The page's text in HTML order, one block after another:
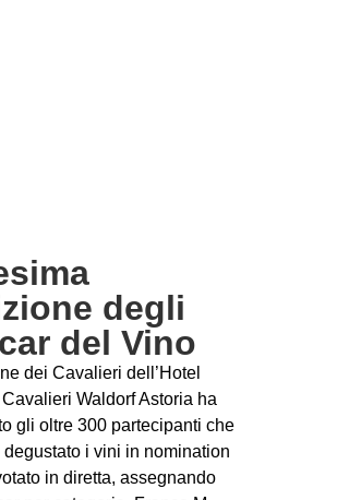
degli
del Vino
dei Cavalieri dell’Hotel
Waldorf Astoria ha
gli oltre 300 partecipanti che
degustato i vini in nomination
in diretta, assegnando